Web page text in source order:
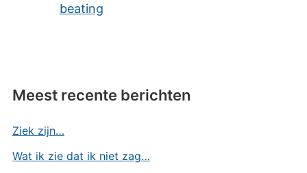
beating
Meest recente berichten
Ziek zijn…
Wat ik zie dat ik niet zag…